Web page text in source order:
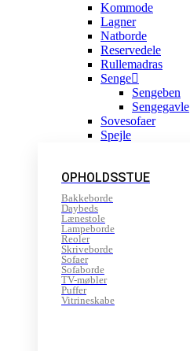
Kommode
Lagner
Natborde
Reservedele
Rullemadras
Senge
Sengeben
Sengegavle
Sovesofaer
Spejle
OPHOLDSSTUE
Bakkeborde
Daybeds
Lænestole
Lampeborde
Reoler
Skriveborde
Sofaer
Sofaborde
TV-møbler
Puffer
Vitrineskabe